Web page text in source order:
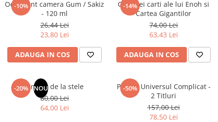
Teatru
Teens Book Club
Birotica & Papetarie
Articole Birotica
Accesorii Arhivare
-10%
Odorizant camera Gum / Sakiz
- 120 ml
26,44 Lei
23,80 Lei
ADAUGA IN COS
-14%
Cele trei carti ale lui Enoh si
Cartea Gigantilor
74,00 Lei
63,43 Lei
ADAUGA IN COS
-20% NOU
Un dar de la stele
80,00 Lei
64,00 Lei
-50%
Pachet Universul Complicat -
2 Titluri
157,00 Lei
78,50 Lei